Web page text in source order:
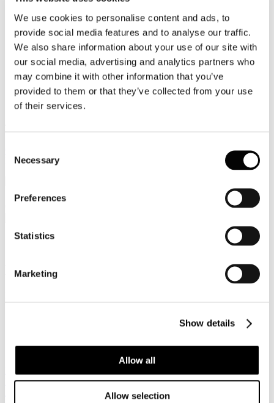
We use cookies to personalise content and ads, to
provide social media features and to analyse our traffic.
We also share information about your use of our site with
our social media, advertising and analytics partners who
may combine it with other information that you’ve
provided to them or that they’ve collected from your use
of their services.
Selection
Necessary
Preferences
Statistics
Marketing
Show details
Allow all
Allow selection
Comunicati stampa
Newsletter
Video
Contatti
Login
L'Osservatorio Federturismo sul turismo
Osservatorio turismo
Risparmia con le nostre convenzioni